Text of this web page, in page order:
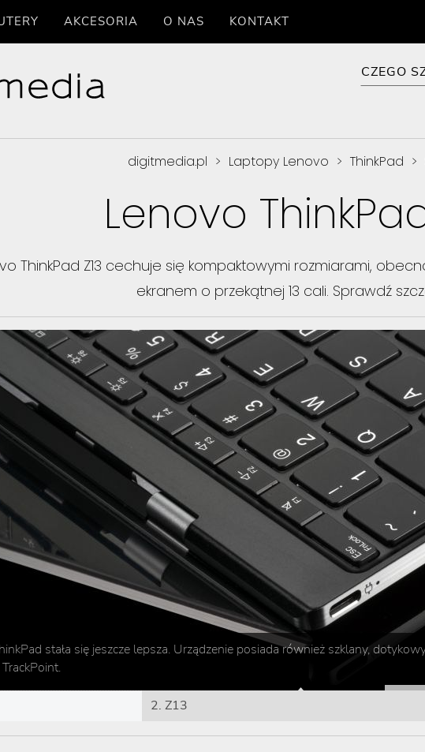
AKCESORIA O NAS KONTAKT
digitmedia.pl > Laptopy Lenovo > ThinkPad >
Lenovo
ThinkPad Z13 cechuje się kompaktowymi rozmiarami,
ekranem o przekątnej 13 cali. Sprawdź
stała się jeszcze lepsza. Urządzenie posiada również szklany,
2. Z13